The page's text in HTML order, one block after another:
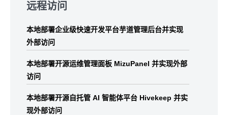
footer
远程访问
本地部署企业级快速开发平台芋道管理后台并实现
外部访问
本地部署开源运维管理面板 MizuPanel 并实现外部
访问
本地部署开源自托管 AI 智能体平台 Hivekeep 并实
现外部访问